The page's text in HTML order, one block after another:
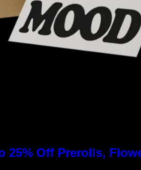
Off Prerolls,